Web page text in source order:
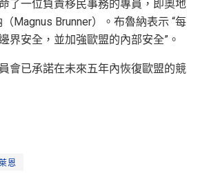
了一位負責移民事務的專員，即奧地
Magnus Brunner）。布魯納表示 “每
界安全，並加強歐盟的內部安全”。
會已承諾在未來五年內恢復歐盟的競
恩